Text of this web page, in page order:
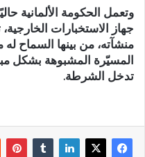
وتعمل الحكومة الألمانية
جهاز الاستخبارات
منشآته، من بينها السماح
المسيّرة المشبوهة بشكل
تدخل الشرطة.